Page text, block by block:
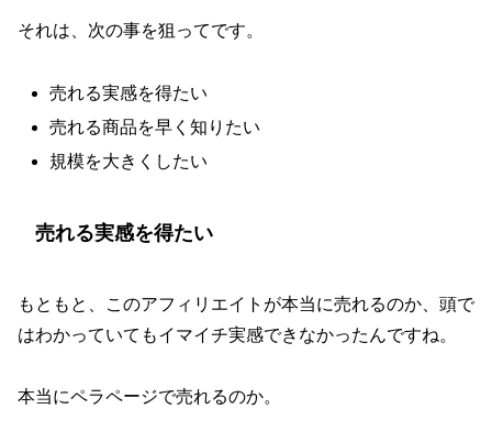
それは、次の事を狙ってです。
売れる実感を得たい
売れる商品を早く知りたい
規模を大きくしたい
売れる実感を得たい
もともと、このアフィリエイトが本当に売れるのか、頭で
はわかっていてもイマイチ実感できなかったんですね。
本当にペラページで売れるのか。